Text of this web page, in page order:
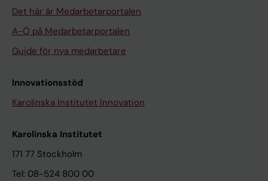
Det här är Medarbetarportalen
A-Ö på Medarbetarportalen
Guide för nya medarbetare
Innovationsstöd
Karolinska Institutet Innovation
Karolinska Institutet
171 77 Stockholm
Tel: 08-524 800 00